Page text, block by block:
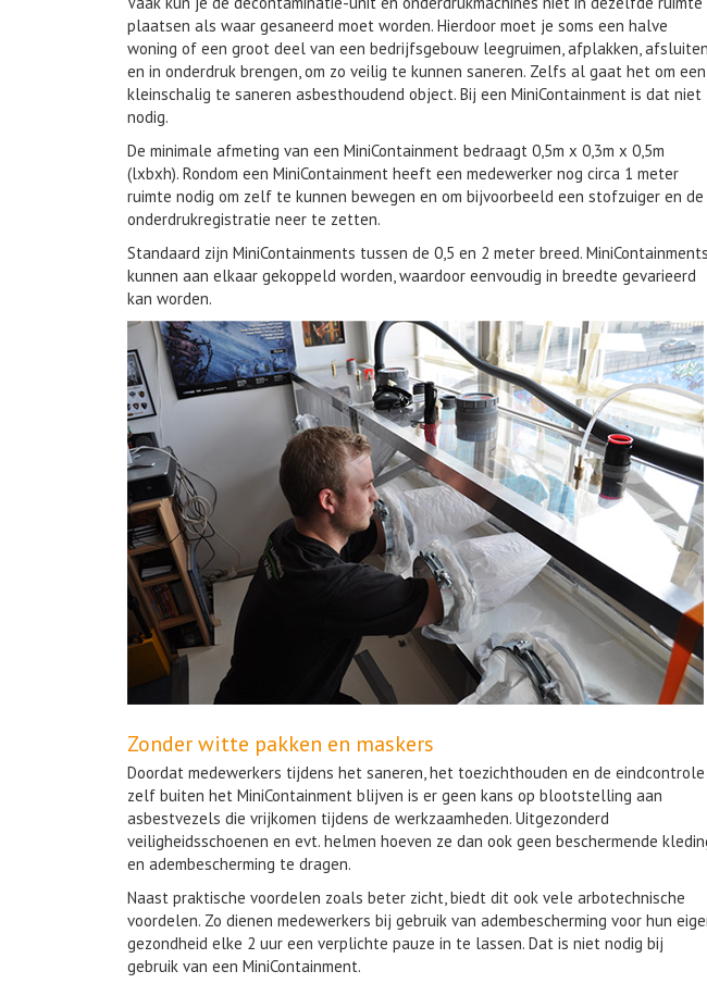
plaatsen als waar gesaneerd moet worden. Hierdoor moet je soms een halve
woning of een groot deel van een bedrijfsgebouw leegruimen, afplakken, afsluiten
en in onderdruk brengen, om zo veilig te kunnen saneren. Zelfs al gaat het om een
kleinschalig te saneren asbesthoudend object. Bij een MiniContainment is dat niet
nodig.
De minimale afmeting van een MiniContainment bedraagt 0,5m x 0,3m x 0,5m
(lxbxh). Rondom een MiniContainment heeft een medewerker nog circa 1 meter
ruimte nodig om zelf te kunnen bewegen en om bijvoorbeeld een stofzuiger en de
onderdrukregistratie neer te zetten.
Standaard zijn MiniContainments tussen de 0,5 en 2 meter breed. MiniContainments
kunnen aan elkaar gekoppeld worden, waardoor eenvoudig in breedte gevarieerd
kan worden.
Zonder witte pakken en maskers
Doordat medewerkers tijdens het saneren, het toezichthouden en de eindcontrole
zelf buiten het MiniContainment blijven is er geen kans op blootstelling aan
asbestvezels die vrijkomen tijdens de werkzaamheden. Uitgezonderd
veiligheidsschoenen en evt. helmen hoeven ze dan ook geen beschermende
en adembescherming te dragen.
Naast praktische voordelen zoals beter zicht, biedt dit ook vele arbotechnische
voordelen. Zo dienen medewerkers bij gebruik van adembescherming voor hun
gezondheid elke 2 uur een verplichte pauze in te lassen. Dat is niet nodig bij
gebruik van een MiniContainment.